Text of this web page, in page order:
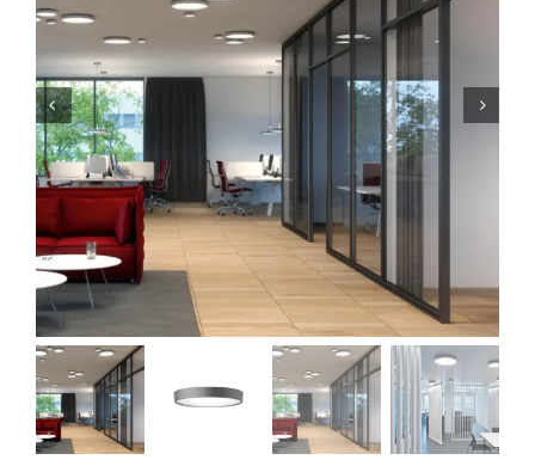
Außenleuchten
Lichtplanung
Referenzen
Marken
Ratgeber
Sale